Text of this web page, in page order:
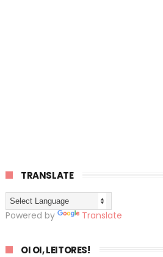
TRANSLATE
Powered by Translate
OI OI, LEITORES!